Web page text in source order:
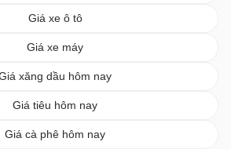
Giá xe ô tô
Giá xe máy
xăng dầu hôm nay
Giá tiêu hôm nay
Giá cà phê hôm nay